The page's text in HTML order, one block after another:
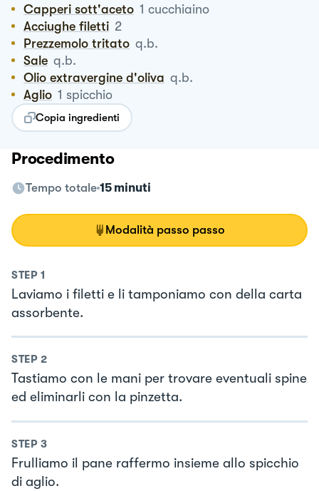
Capperi sott'aceto 1 cucchiaino
Acciughe filetti 2
Prezzemolo tritato q.b.
Sale q.b.
Olio extravergine d'oliva q.b.
Aglio 1 spicchio
Copia ingredienti
Procedimento
Tempo totale 15 minuti
Modalità passo passo
STEP 1
Laviamo i filetti e li tamponiamo con della carta
assorbente.
STEP 2
Tastiamo con le mani per trovare eventuali spine
ed eliminarli con la pinzetta.
STEP 3
Frulliamo il pane raffermo insieme allo spicchio
di aglio.